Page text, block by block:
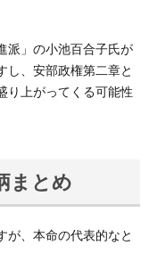
派」の小池百合子氏が
し、安部政権第二章と
り上がってくる可能性
まとめ
が、本命の代表的なと